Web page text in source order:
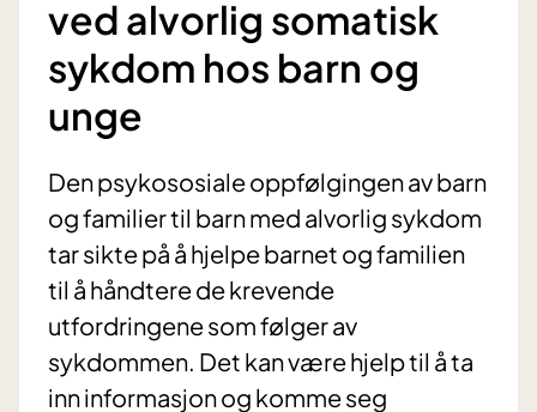
ved alvorlig somatisk
sykdom hos barn og
unge
Den psykososiale oppfølgingen av barn
og familier til barn med alvorlig sykdom
tar sikte på å hjelpe barnet og familien
til å håndtere de krevende
utfordringene som følger av
sykdommen. Det kan være hjelp til å ta
inn informasjon og komme seg